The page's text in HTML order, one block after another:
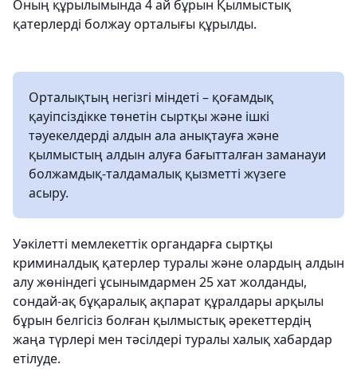
Оның құрылымында 4 ай бұрын Қылмыстық
қатерлерді болжау орталығы құрылды.
Орталықтың негізгі міндеті – қоғамдық
қауіпсіздікке төнетін сыртқы және ішкі
тәуекелдерді алдын ала анықтауға және
қылмыстың алдын алуға бағытталған заманауи
болжамдық-талдамалық қызметті жүзеге
асыру.
Уәкілетті мемлекеттік органдарға сыртқы
криминалдық қатерлер туралы және олардың алдын
алу жөніндегі ұсынымдармен 25 хат жолданды,
сондай-ақ бұқаралық ақпарат құралдары арқылы
бұрын белгісіз болған қылмыстық әрекеттердің
жаңа түрлері мен тәсілдері туралы халық хабардар
етілуде.